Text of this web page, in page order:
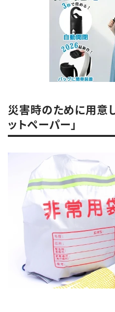
災害時のために用意
ットペーパー」